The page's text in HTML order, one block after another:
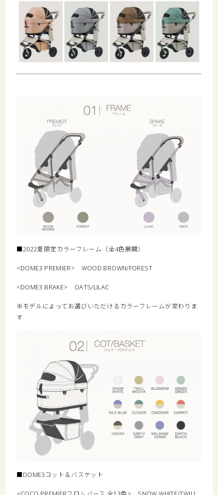
■2022夏限定カラーフレーム（全4色展開）
<DOME3 PREMIER> WOOD BROWN/FOREST
<DOME3 BRAKE> OATS/LILAC
※モデルによってお選びいただけるカラーフレームが変わりま
す
■DOME3コット＆バスケット